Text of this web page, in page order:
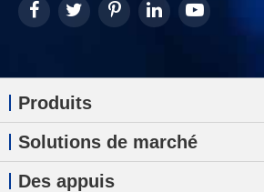
Produits
Solutions de marché
Des appuis